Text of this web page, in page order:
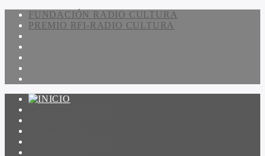
FUNDACIÓN RADIO CULTURA
PREMIO RFI-RADIO CULTURA